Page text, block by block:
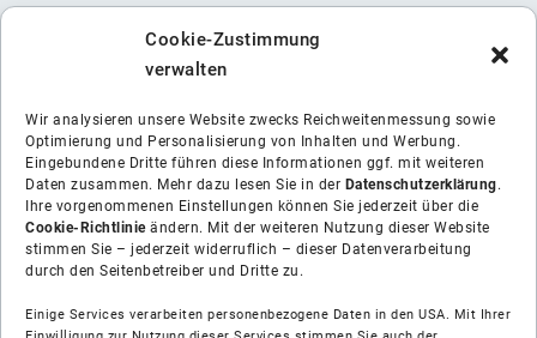
Cookie-Zustimmung
verwalten
Wir analysieren unsere Website zwecks Reichweitenmessung sowie
Optimierung und Personalisierung von Inhalten und Werbung.
Eingebundene Dritte führen diese Informationen ggf. mit weiteren
Daten zusammen. Mehr dazu lesen Sie in der Datenschutzerklärung.
Ihre vorgenommenen Einstellungen können Sie jederzeit über die
Cookie-Richtlinieändern. Mit der weiteren Nutzung dieser Website
stimmen Sie – jederzeit widerruflich – dieser Datenverarbeitung
durch den Seitenbetreiber und Dritte zu.
Einige Services verarbeiten personenbezogene Daten in den USA. Mit Ihrer